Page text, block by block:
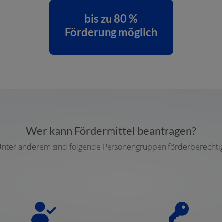
bis zu 80 %
Förderung möglich
Wer kann Fördermittel beantragen?
anderem sind folgende Personengruppen